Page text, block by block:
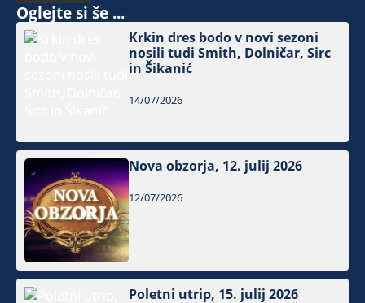
Oglejte si še ...
Krkin dres bodo v novi sezoni
nosili tudi Smith, Dolničar, Sirc
in Šikanić
14/07/2026
Nova obzorja, 12. julij 2026
12/07/2026
Poletni utrip, 15. julij 2026